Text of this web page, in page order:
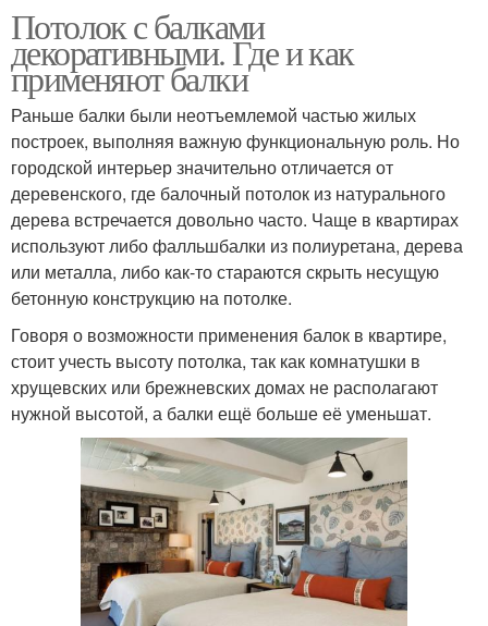
Потолок с балками
декоративными. Где и как
применяют балки
Раньше балки были неотъемлемой частью жилых
построек, выполняя важную функциональную роль. Но
городской интерьер значительно отличается от
деревенского, где балочный потолок из натурального
дерева встречается довольно часто. Чаще в квартирах
используют либо фалльшбалки из полиуретана, дерева
или металла, либо как-то стараются скрыть несущую
бетонную конструкцию на потолке.
Говоря о возможности применения балок в квартире,
стоит учесть высоту потолка, так как комнатушки в
хрущевских или брежневских домах не располагают
нужной высотой, а балки ещё больше её уменьшат.